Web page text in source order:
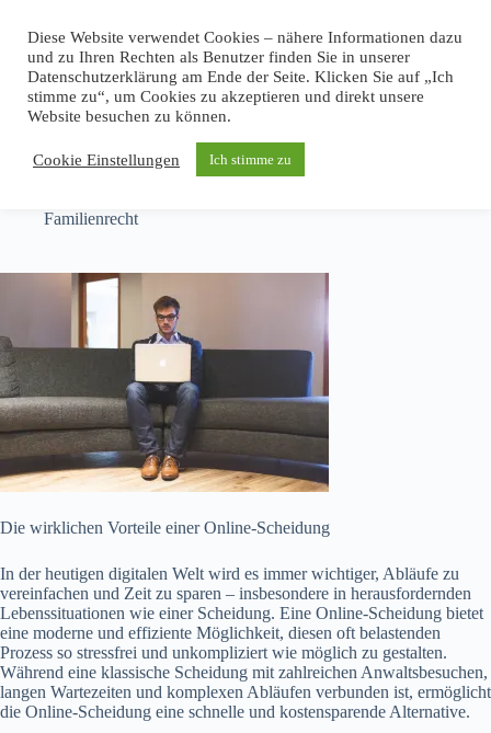
Inhalt
springen
Familienrecht
Die wirklichen Vorteile einer Online-Scheidung
In der heutigen digitalen Welt wird es immer wichtiger, Abläufe zu
vereinfachen und Zeit zu sparen – insbesondere in herausfordernden
Lebenssituationen wie einer Scheidung. Eine Online-Scheidung bietet
eine moderne und effiziente Möglichkeit, diesen oft belastenden
Prozess so stressfrei und unkompliziert wie möglich zu gestalten.
Während eine klassische Scheidung mit zahlreichen Anwaltsbesuchen,
langen Wartezeiten und komplexen Abläufen verbunden ist, ermöglicht
die Online-Scheidung eine schnelle und kostensparende Alternative.
Diese Website verwendet Cookies – nähere Informationen dazu
und zu Ihren Rechten als Benutzer finden Sie in unserer
Datenschutzerklärung am Ende der Seite. Klicken Sie auf „Ich
stimme zu“, um Cookies zu akzeptieren und direkt unsere
Website besuchen zu können.
Cookie Einstellungen Ich stimme zu